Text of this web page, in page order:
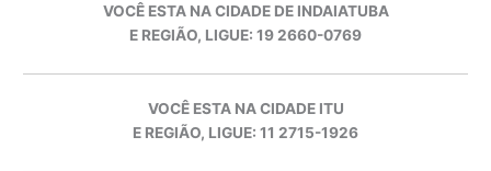
VOCÊ ESTA NA CIDADE DE INDAIATUBA
E REGIÃO, LIGUE: 19 2660-0769
VOCÊ ESTA NA CIDADE ITU
E REGIÃO, LIGUE: 11 2715-1926